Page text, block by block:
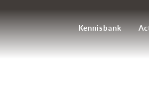
Kennisbank